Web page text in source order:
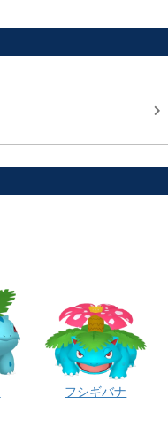
フシギバナ